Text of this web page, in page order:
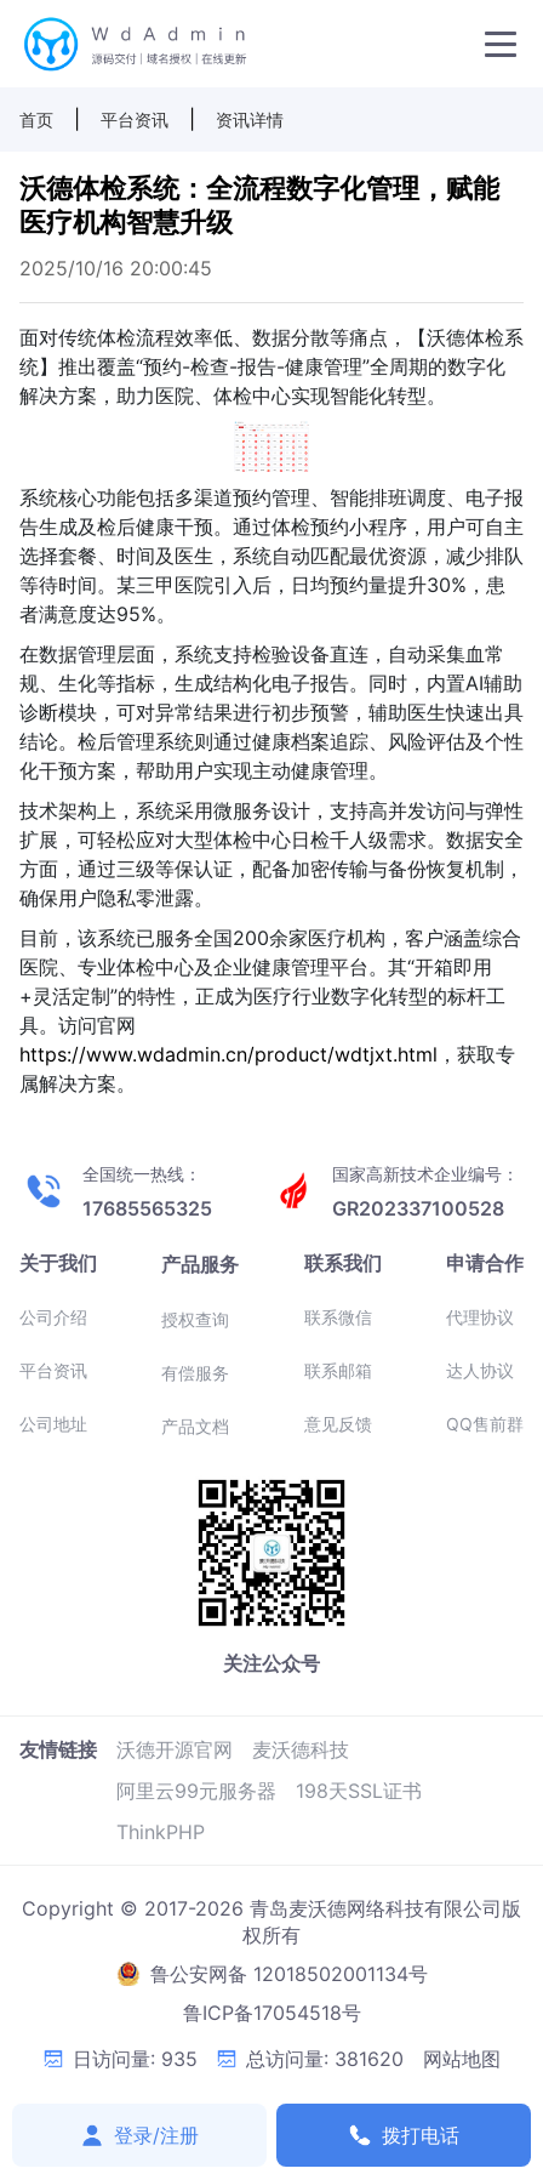
首页 平台资讯 资讯详情
沃德体检系统：全流程数字化管理，赋能
医疗机构智慧升级
2025/10/16 20:00:45
面对传统体检流程效率低、数据分散等痛点，【沃德体检系
统】推出覆盖“预约-检查-报告-健康管理”全周期的数字化
解决方案，助力医院、体检中心实现智能化转型。
系统核心功能包括多渠道预约管理、智能排班调度、电子报
告生成及检后健康干预。通过体检预约小程序，用户可自主
选择套餐、时间及医生，系统自动匹配最优资源，减少排队
等待时间。某三甲医院引入后，日均预约量提升30%，患
者满意度达95%。
在数据管理层面，系统支持检验设备直连，自动采集血常
规、生化等指标，生成结构化电子报告。同时，内置AI辅助
诊断模块，可对异常结果进行初步预警，辅助医生快速出具
结论。检后管理系统则通过健康档案追踪、风险评估及个性
化干预方案，帮助用户实现主动健康管理。
技术架构上，系统采用微服务设计，支持高并发访问与弹性
扩展，可轻松应对大型体检中心日检千人级需求。数据安全
方面，通过三级等保认证，配备加密传输与备份恢复机制，
确保用户隐私零泄露。
目前，该系统已服务全国200余家医疗机构，客户涵盖综合
医院、专业体检中心及企业健康管理平台。其“开箱即用
+灵活定制”的特性，正成为医疗行业数字化转型的标杆工
具。访问官网
https://www.wdadmin.cn/product/wdtjxt.html ，获取专
属解决方案。
全国统一热线：
17685565325
国家高新技术企业编号：
GR202337100528
关于我们
公司介绍
平台资讯
公司地址
产品服务
授权查询
有偿服务
产品文档
联系我们
联系微信
联系邮箱
意见反馈
申请合作
代理协议
达人协议
QQ售前群
关注公众号
友情链接 沃德开源官网
麦沃德科技
阿里云99元服务器
198天SSL证书
ThinkPHP
Copyright © 2017-2026 青岛麦沃德网络科技有限公司版
权所有
鲁公安网备 12018502001134号
鲁ICP备17054518号
日访问量: 935
总访问量: 381620 网站地图
登录/注册 拨打电话